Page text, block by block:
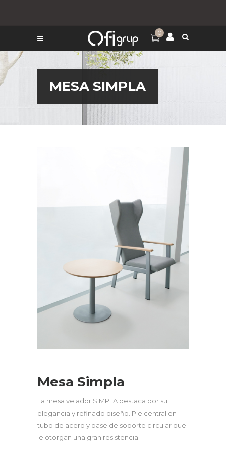
0
MESA SIMPLA
Mesa Simpla
La mesa velador SIMPLA destaca por su
elegancia y refinado diseño. Pie central en
tubo de acero y base de soporte circular que
le otorgan una gran resistencia.